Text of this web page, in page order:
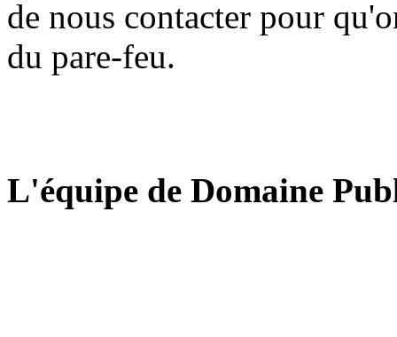
de nous contacter pour
du pare-feu.
L'équipe de Domaine